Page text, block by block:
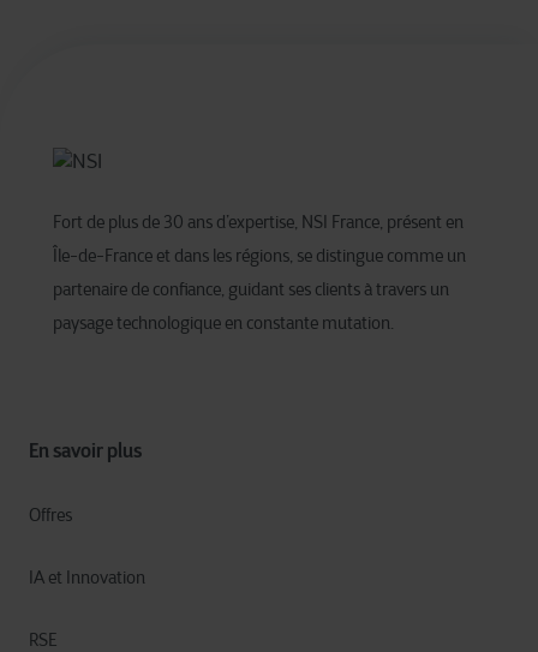
Fort de plus de 30 ans d’expertise, NSI France, présent en
Île-de-France et dans les régions, se distingue comme un
partenaire de confiance, guidant ses clients à travers un
paysage technologique en constante mutation. ​
En savoir plus
Offres
IA et Innovation​
RSE